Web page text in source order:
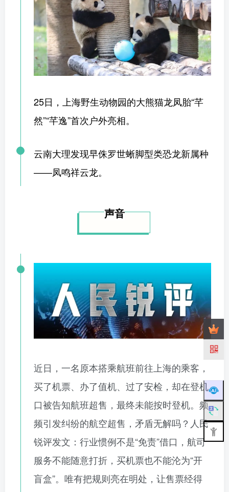
25日，上海野生动物园的大熊猫龙凤胎“芊
然”“芊逸”首次户外亮相。
云南大理发现早侏罗世蜥脚型类恐龙新属种
——凤鸣祥云龙。
声音
近日，一名原本搭乘航班前往上海的乘客，
买了机票、办了值机、过了安检，却在登机
口被告知航班超售，最终未能按时登机。频
频引发纠纷的航空超售，矛盾无解吗？人民
锐评发文：行业惯例不是“免责”借口，航司
服务不能随意打折，买机票也不能沦为“开
盲盒”。唯有把规则亮在明处，让售票经得